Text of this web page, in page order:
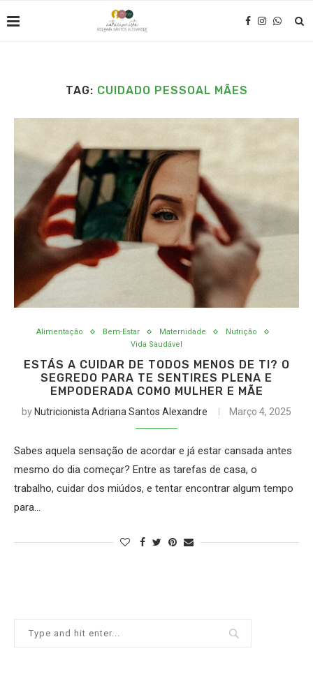
TAG: CUIDADO PESSOAL MÃES
Alimentação Bem-Estar Maternidade
Nutrição
Vida Saudável
ESTÁS A CUIDAR DE TODOS MENOS DE TI? O
SEGREDO PARA TE SENTIRES PLENA E
EMPODERADA COMO MULHER E MÃE
by Nutricionista Adriana Santos Alexandre Março 4, 2025
Sabes aquela sensação de acordar e já estar cansada antes
mesmo do dia começar? Entre as tarefas de casa, o
trabalho, cuidar dos miúdos, e tentar encontrar algum tempo
para…